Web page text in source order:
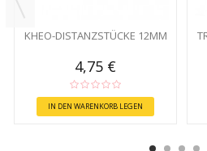
KHEO-DISTANZSTÜCKE 12MM
4,75 €
IN DEN WARENKORB LEGEN